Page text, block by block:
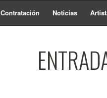
Contratación Noticias